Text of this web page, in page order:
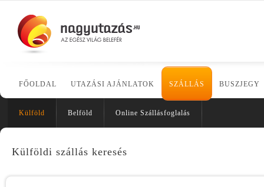
FŐOLDAL UTAZÁSI AJÁNLATOK SZÁLLÁS BUSZJEGY
Külföld Belföld Online Szállásfoglalás
Külföldi szállás keresés